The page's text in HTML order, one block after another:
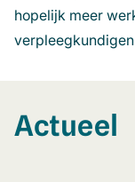
hopelijk meer
Actueel